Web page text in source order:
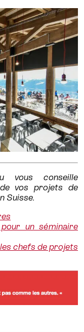
vous conseille
vos projets de
Suisse.
un séminaire
chefs de projets